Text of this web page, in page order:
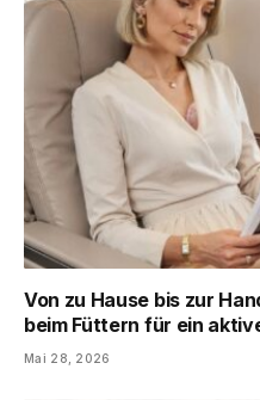
Von zu Hause bis zur
beim Füttern für ein
Mai 28, 2026